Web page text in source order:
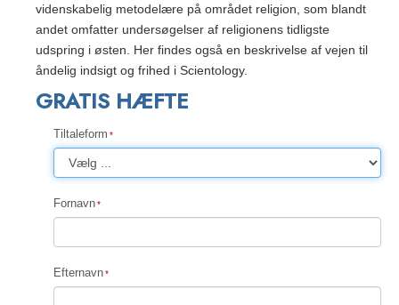
videnskabelig metodelære på området religion, som blandt
andet omfatter undersøgelser af religionens tidligste
udspring i østen. Her findes også en beskrivelse af vejen til
åndelig indsigt og frihed i Scientology.
GRATIS HÆFTE
Tiltaleform
Fornavn
Efternavn